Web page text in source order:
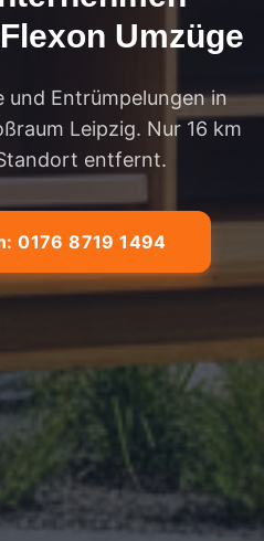
Umzüge
und Entrümpelungen in
Leipzig. Nur 16 km
entfernt.
0176 8719 1494